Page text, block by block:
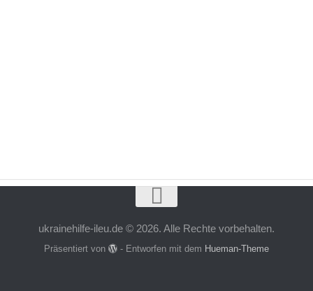
ukrainehilfe-ileu.de © 2026. Alle Rechte vorbehalten.
Präsentiert von - Entworfen mit dem Hueman-Theme